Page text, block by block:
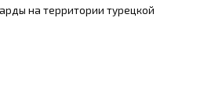
на территории турецкой